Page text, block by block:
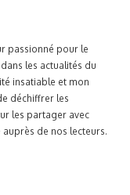
passionné pour le
les actualités du
insatiable et mon
déchiffrer les
les partager avec
de nos lecteurs.